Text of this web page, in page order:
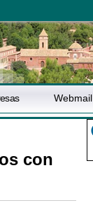
Webmail
con